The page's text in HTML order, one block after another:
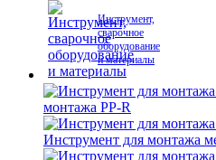
Инструмент,
сварочное
оборудование
и материалы
монтажа PP-R
Инструмент для монтажа